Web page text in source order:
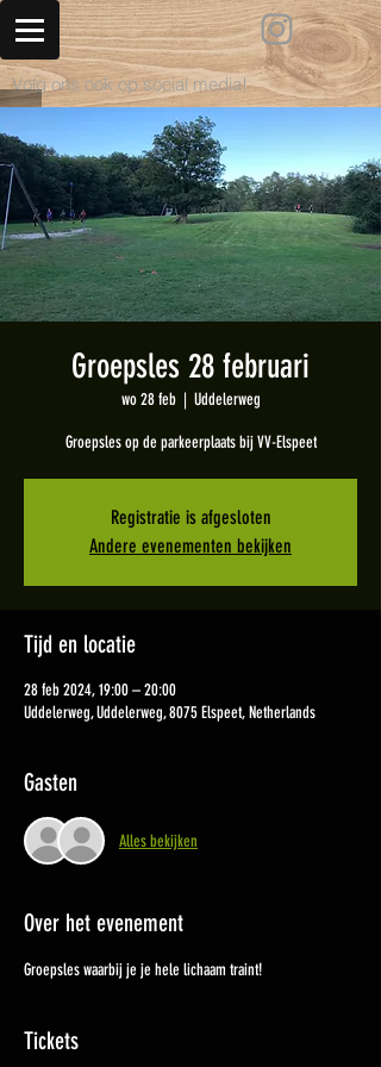
Volg ons ook op social media!
Groepsles 28 februari
wo 28 feb
  |
Uddelerweg
Groepsles op de parkeerplaats bij VV-Elspeet
Registratie is afgesloten
Andere evenementen bekijken
Tijd en locatie
28 feb 2024, 19:00 – 20:00
Uddelerweg, Uddelerweg, 8075 Elspeet, Netherlands
Gasten
Alles bekijken
Over het evenement
Groepsles waarbij je je hele lichaam traint!
Tickets